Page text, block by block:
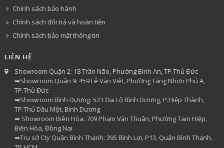
Chính sách bảo hành
Chính sách đổi trả và hoàn tiền
Chính sách bảo mật thông tin
LIÊN HỆ
Showroom Quận 2: 18 Trần Não, Phường Bình An, TP.Thủ Đức
➡Showroom Quận 9: 459 Lê Văn Việt, Phường Tăng Nhơn Phú A,
TP.Thủ Đức
➡Showroom Bình Dương: 523 Đại Lộ Bình Dương, P.Hiệp Thành,
TP.Thủ Dầu Một, Bình Dương
➡ Showroom Biên Hòa: 709 Phạm Văn Thuận, Phường Tam Hiệp,
Biên Hòa, Đồng Nai
➡Trụ sở Cty Quận Bình Thạnh: 395 Bình Lợi, P13, Quận Bình Thạnh,